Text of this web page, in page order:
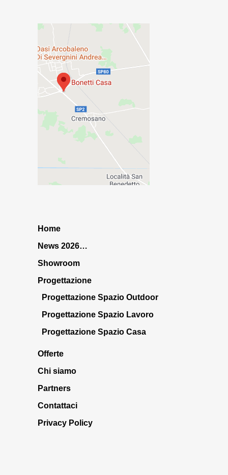
Home
News 2026…
Showroom
Progettazione
Progettazione Spazio Outdoor
Progettazione Spazio Lavoro
Progettazione Spazio Casa
Offerte
Chi siamo
Partners
Contattaci
Privacy Policy